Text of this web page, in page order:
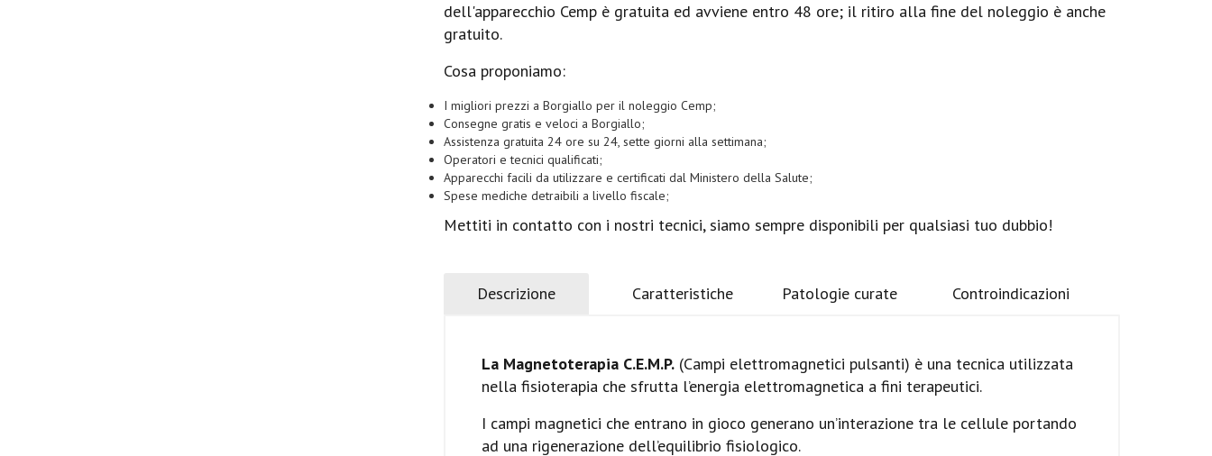
dell'apparecchio Cemp è gratuita ed avviene entro 48 ore; il ritiro alla fine del noleggio è anche
gratuito.
Cosa proponiamo:
I migliori prezzi a Borgiallo per il noleggio Cemp;
Consegne gratis e veloci a Borgiallo;
Assistenza gratuita 24 ore su 24, sette giorni alla settimana;
Operatori e tecnici qualificati;
Apparecchi facili da utilizzare e certificati dal Ministero della Salute;
Spese mediche detraibili a livello fiscale;
Mettiti in contatto con i nostri tecnici, siamo sempre disponibili per qualsiasi tuo dubbio!
Descrizione Caratteristiche Patologie curate Controindicazioni
La Magnetoterapia C.E.M.P. (Campi elettromagnetici pulsanti) è una tecnica utilizzata
nella fisioterapia che sfrutta l’energia elettromagnetica a fini terapeutici.
I campi magnetici che entrano in gioco generano un’interazione tra le cellule portando
ad una rigenerazione dell’equilibrio fisiologico.